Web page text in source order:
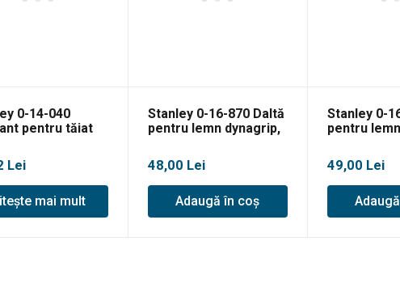
0-14-040
pentru tăiat
Lei
mai mult
Stanley 0-16-870 Daltă
pentru lemn dynagrip,
48,00 Lei
Adaugă în coș
Stanley 0-
pentru
49,00 Lei